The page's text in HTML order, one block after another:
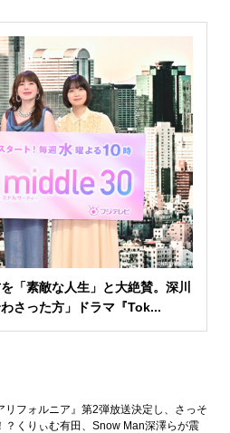
「素敵な人生」と大絶賛。深川
さった方」ドラマ『Tok...
リフォルニア』第2弾放送決定し、さっそ
？くりぃむ有田、Snow Man深澤らが震